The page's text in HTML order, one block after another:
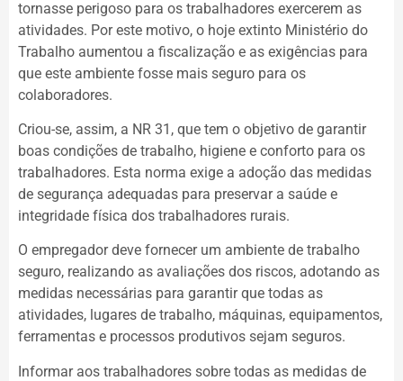
tornasse perigoso para os trabalhadores exercerem as
atividades. Por este motivo, o hoje extinto Ministério do
Trabalho aumentou a fiscalização e as exigências para
que este ambiente fosse mais seguro para os
colaboradores.
Criou-se, assim, a NR 31, que tem o objetivo de garantir
boas condições de trabalho, higiene e conforto para os
trabalhadores. Esta norma exige a adoção das medidas
de segurança adequadas para preservar a saúde e
integridade física dos trabalhadores rurais.
O empregador deve fornecer um ambiente de trabalho
seguro, realizando as avaliações dos riscos, adotando as
medidas necessárias para garantir que todas as
atividades, lugares de trabalho, máquinas, equipamentos,
ferramentas e processos produtivos sejam seguros.
Informar aos trabalhadores sobre todas as medidas de